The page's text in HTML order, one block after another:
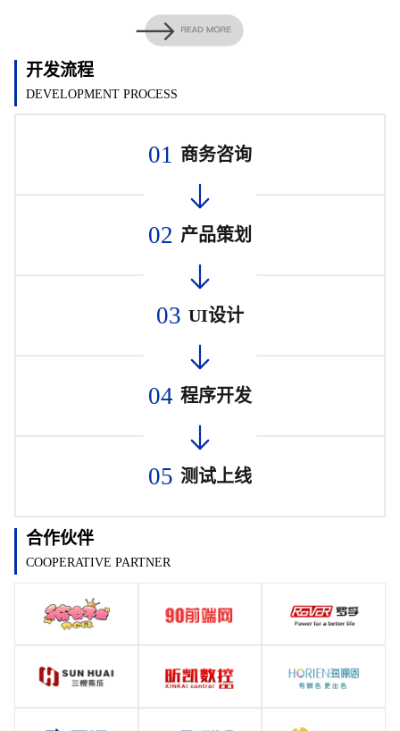
开发流程
DEVELOPMENT PROCESS
01 商务咨询
02 产品策划
03 UI设计
04 程序开发
05 测试上线
合作伙伴
COOPERATIVE PARTNER